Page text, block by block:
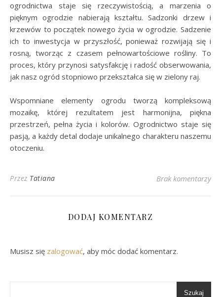
ogrodnictwa staje się rzeczywistością, a marzenia o
pięknym ogrodzie nabierają kształtu. Sadzonki drzew i
krzewów to początek nowego życia w ogrodzie. Sadzenie
ich to inwestycja w przyszłość, ponieważ rozwijają się i
rosną, tworząc z czasem pełnowartościowe rośliny. To
proces, który przynosi satysfakcję i radość obserwowania,
jak nasz ogród stopniowo przekształca się w zielony raj.
Wspomniane elementy ogrodu tworzą kompleksową
mozaikę, której rezultatem jest harmonijna, piękna
przestrzeń, pełna życia i kolorów. Ogrodnictwo staje się
pasją, a każdy detal dodaje unikalnego charakteru naszemu
otoczeniu.
Przez Tatiana Brak komentarzy
DODAJ KOMENTARZ
Musisz się zalogować, aby móc dodać komentarz.
Szukaj